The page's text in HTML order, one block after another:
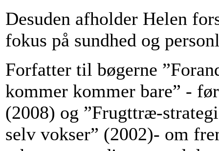
Desuden afholder Helen
fokus på sundhed og
Forfatter til bøgerne
kommer kommer bare” -
(2008) og ”Frugttræ-
selv vokser” (2002)- om